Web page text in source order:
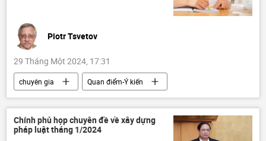
Piotr Tsvetov
29 Tháng Một 2024, 17:31
chuyên gia
Quan điểm-Ý kiến
Tác giả
Nhật Bản
Việt Nam
sinh con
Thế giới
phụ nữ
Xã hội
Chính phủ họp chuyên đề về xây dựng
pháp luật tháng 1/2024